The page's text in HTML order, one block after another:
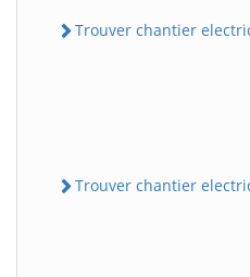
Trouver chantier
Trouver chantier